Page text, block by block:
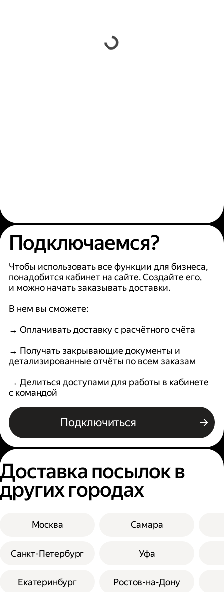
Подключаемся?
Чтобы использовать все функции для бизнеса,
понадобится кабинет на сайте. Создайте его,
и можно начать заказывать доставки.
В нем вы сможете:
→ Оплачивать доставку с расчётного счёта
→ Получать закрывающие документы и
детализированные отчёты по всем заказам
→ Делиться доступами для работы в кабинете
с командой
Подключиться
Доставка посылок в
других городах
Москва
Санкт-Петербург
Екатеринбург
Самара
Уфа
Ростов-на-Дону